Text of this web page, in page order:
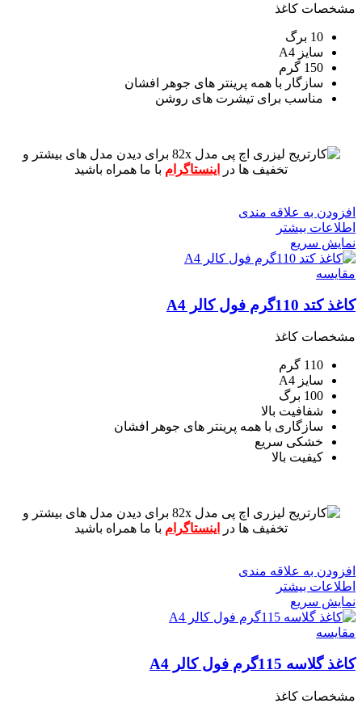
مشخصات کاغذ
10 برگ
سایز A4
150 گرم
سازگار با همه پرینتر های جوهر افشان
مناسب برای تیشرت های روشن
برای دیدن مدل های بیشتر و
تخفیف ها در
اینستاگرام با ما همراه باشید
افزودن به علاقه مندی
اطلاعات بیشتر
نمایش سریع
مقايسه
کاغذ کتد 110گرم فول کالر A4
مشخصات کاغذ
110 گرم
سایز A4
100 برگ
شفافیت بالا
سازگاری با همه پرینتر های جوهر افشان
خشکی سریع
کیفیت بالا
برای دیدن مدل های بیشتر و
تخفیف ها در
اینستاگرام با ما همراه باشید
افزودن به علاقه مندی
اطلاعات بیشتر
نمایش سریع
مقايسه
کاغذ گلاسه 115گرم فول کالر A4
مشخصات کاغذ